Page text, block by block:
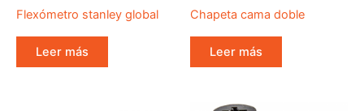
Flexómetro stanley global
Leer más
Chapeta cama doble
Leer más